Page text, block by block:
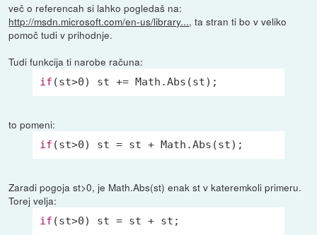
več o referencah si lahko pogledaš na:
http://msdn.microsoft.com/en-us/library..., ta stran ti bo v veliko
pomoč tudi v prihodnje.
Tudi funkcija ti narobe računa:
if (st>0) st += Math
to pomeni:
if (st>0) st = st + Math .Abs(st);
Zaradi pogoja st>0, je Math.Abs(st) enak st v kateremkoli primeru.
Torej velja:
if (st>0) st = st + st;